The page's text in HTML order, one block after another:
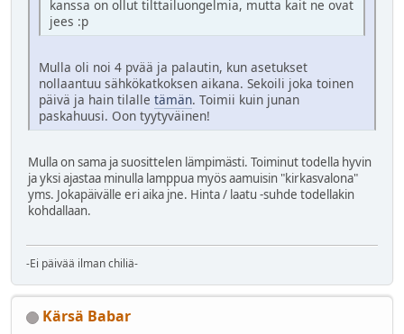
kanssa on ollut tilttailuongelmia, mutta kait ne ovat
jees :p
Mulla oli noi 4 pvää ja palautin, kun asetukset
nollaantuu sähkökatkoksen aikana. Sekoili joka toinen
päivä ja hain tilalle tämän. Toimii kuin junan
paskahuusi. Oon tyytyväinen!
Mulla on sama ja suosittelen lämpimästi. Toiminut todella hyvin
ja yksi ajastaa minulla lamppua myös aamuisin "kirkasvalona"
yms. Jokapäivälle eri aika jne. Hinta / laatu -suhde todellakin
kohdallaan.
-Ei päivää ilman chiliä-
Kärsä Babar